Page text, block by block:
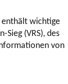
wichtige
(VRS), des
von